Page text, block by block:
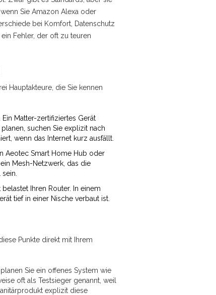
Sie Amazon Alexa oder
bei Komfort, Datenschutz
Fehler, der oft zu teuren
Hauptakteure, die Sie kennen
Matter-zertifiziertes Gerät
suchen Sie explizit nach
wenn das Internet kurz ausfällt.
Aeotec Smart Home Hub oder
Mesh-Netzwerk, das die
Ihren Router. In einem
tief in einer Nische verbaut ist.
Punkte direkt mit Ihrem
Sie ein offenes System wie
oft als Testsieger genannt, weil
explizit diese